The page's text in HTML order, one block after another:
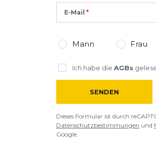
E-Mail
Mann Frau
Ich habe die AGBs
SENDEN
Dieses Formular ist durch
Datenschutzbestimmungen und
Google.